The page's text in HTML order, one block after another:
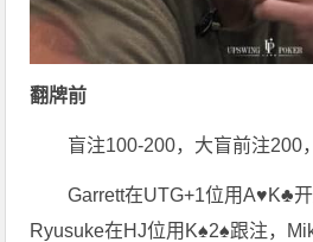
翻牌前
盲注100-200，大盲前注200
Garrett在UTG+1位用A♥K♣
Ryusuke在HJ位用K♠2♠跟注，